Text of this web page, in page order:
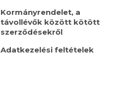
Kormányrendelet, a
távollévők között kötött
szerződésekről
Adatkezelési feltételek